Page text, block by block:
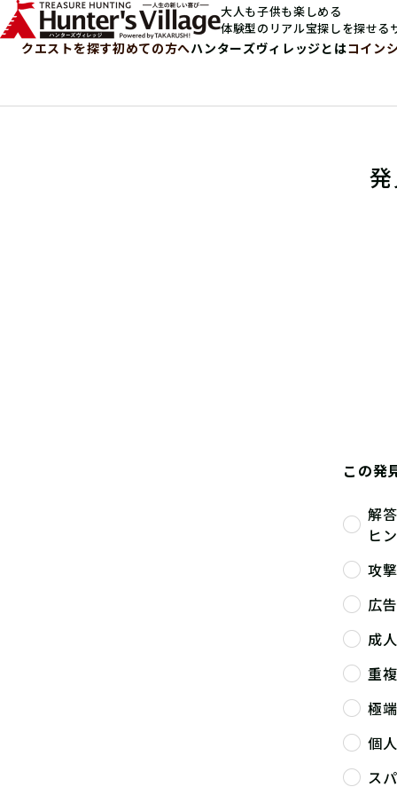
大人も子供も楽しめる
体験型のリアル宝探しを探せる
クエストを探す初めての方へハンターズヴィレッジとはコイン
この発
解
ヒ
攻
広
成
重
極
個
ス